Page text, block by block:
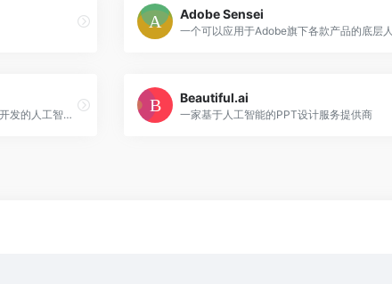
Adobe Sensei
一款由美国创业公司RunwayML开发的人工智能创作平台
Beautiful.ai
一家基于人工智能的PPT设计服务提供商